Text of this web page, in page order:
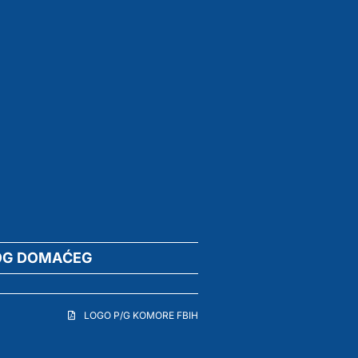
DOMAĆEG
LOGO P/G KOMORE FBIH